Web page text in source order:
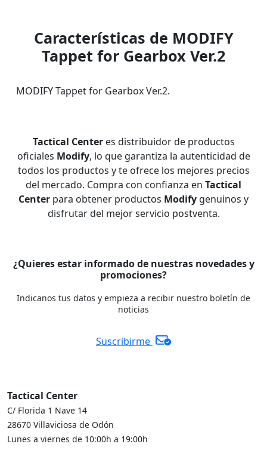
Características de MODIFY
Tappet for Gearbox Ver.2
MODIFY Tappet for Gearbox Ver.2.
Tactical Centeres distribuidor de productos
oficiales Modify, lo que garantiza la autenticidad de
todos los productos y te ofrece los mejores precios
del mercado. Compra con confianza en Tactical
Center para obtener productos Modify genuinos y
disfrutar del mejor servicio postventa.
¿Quieres estar informado de nuestras novedades y
promociones?
Indicanos tus datos y empieza a recibir nuestro boletín de
noticias
Suscribirme
Tactical Center
C/ Florida 1 Nave 14
28670 Villaviciosa de Odón
Lunes a viernes de 10:00h a 19:00h